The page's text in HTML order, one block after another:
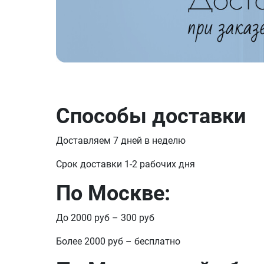
Способы доставки
Доставляем 7 дней в неделю
Срок доставки 1-2 рабочих дня
По Москве:
До 2000 руб – 300 руб
Более 2000 руб – бесплатно